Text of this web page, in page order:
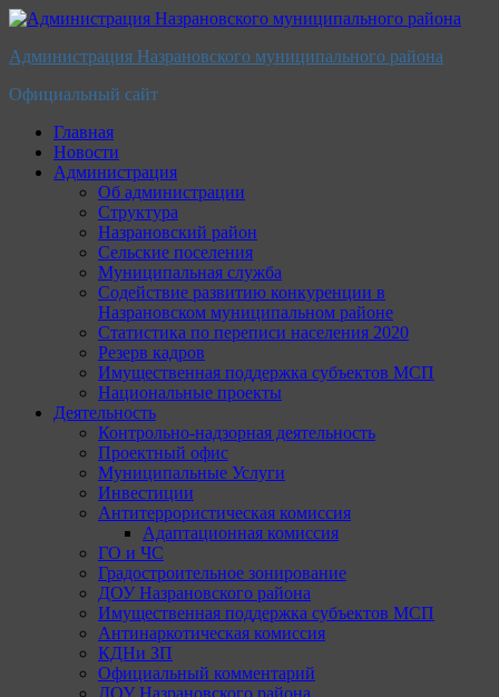
Перейти
содержимому
Администрация Назрановского муниципального района
Официальный сайт
Главная
Новости
Администрация
Об администрации
Структура
Назрановский район
Сельские поселения
Муниципальная служба
Содействие развитию конкуренции в
Назрановском муниципальном районе
Статистика по переписи населения 2020
Резерв кадров
Имущественная поддержка субъектов МСП
Национальные проекты
Деятельность
Контрольно-надзорная деятельность
Проектный офис
Муниципальные Услуги
Инвестиции
Антитеррористическая комиссия
Адаптационная комиссия
ГО и ЧС
Градостроительное зонирование
ДОУ Назрановского района
Имущественная поддержка субъектов МСП
Антинаркотическая комиссия
КДНи ЗП
Официальный комментарий
ДОУ Назрановского района